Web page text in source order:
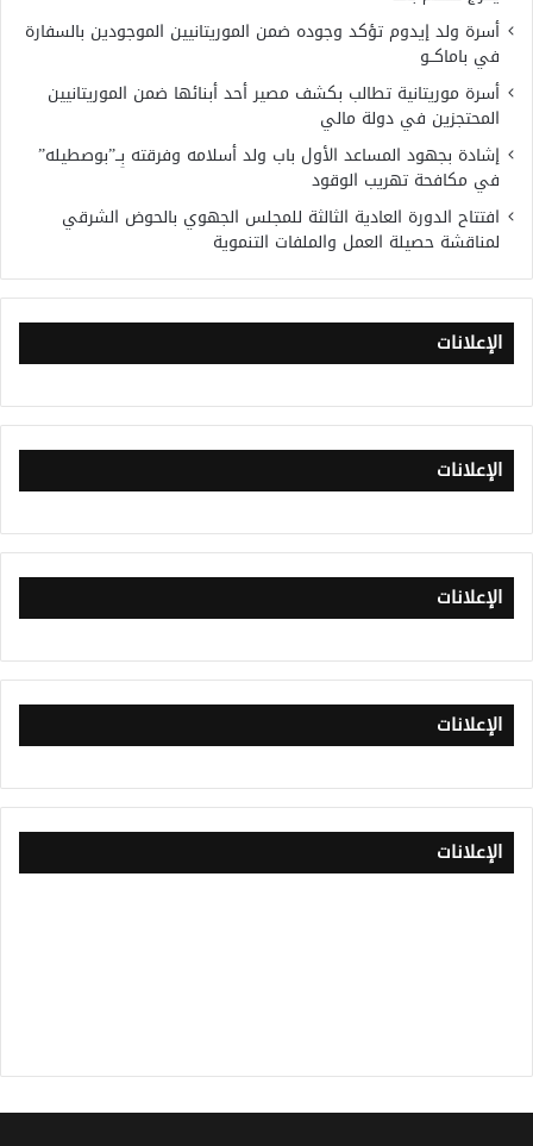
أسرة ولد إيدوم تؤكد وجوده ضمن الموريتانيين الموجودين بالسفارة
في باماكــو
أسرة موريتانية تطالب بكشف مصير أحد أبنائها ضمن الموريتانيين
المحتجزين في دولة مالي
إشادة بجهود المساعد الأول باب ولد أسلامه وفرقته بِــ”بوصطيله”
في مكافحة تهريب الوقود
افتتاح الدورة العادية الثالثة للمجلس الجهوي بالحوض الشرقي
لمناقشة حصيلة العمل والملفات التنموية
الإعلانات
الإعلانات
الإعلانات
الإعلانات
الإعلانات